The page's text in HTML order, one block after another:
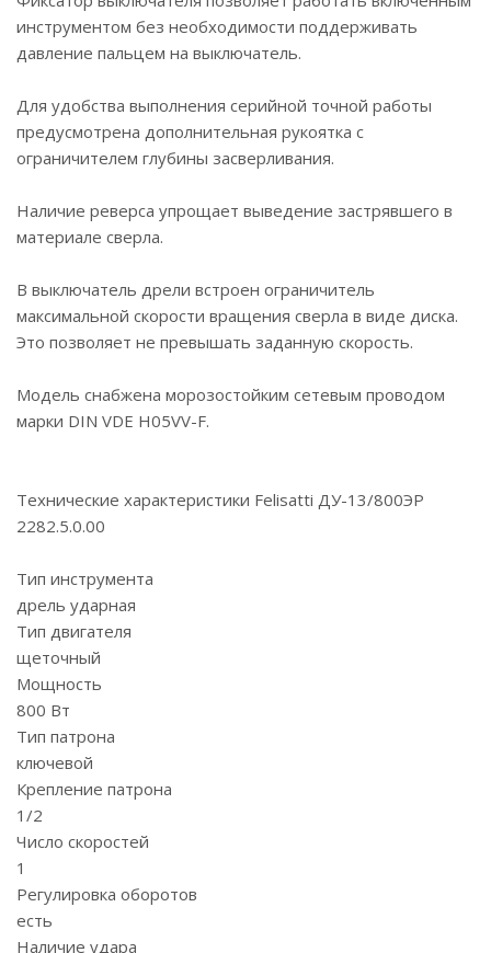
инструментом без необходимости поддерживать
давление пальцем на выключатель.
Для удобства выполнения серийной точной работы
предусмотрена дополнительная рукоятка с
ограничителем глубины засверливания.
Наличие реверса упрощает выведение застрявшего в
материале сверла.
В выключатель дрели встроен ограничитель
максимальной скорости вращения сверла в виде диска.
Это позволяет не превышать заданную скорость.
Модель снабжена морозостойким сетевым проводом
марки DIN VDE H05VV-F.
Технические характеристики Felisatti ДУ-13/800ЭР
2282.5.0.00
Тип инструмента
дрель ударная
Тип двигателя
щеточный
Мощность
800 Вт
Тип патрона
ключевой
Крепление патрона
1/2
Число скоростей
1
Регулировка оборотов
есть
Наличие удара